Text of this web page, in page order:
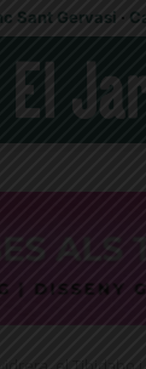
Sant Gervasi ·